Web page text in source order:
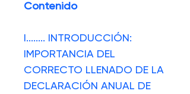
Contenido
I........ INTRODUCCIÓN:
IMPORTANCIA DEL
CORRECTO LLENADO DE LA
DECLARACIÓN ANUAL DE